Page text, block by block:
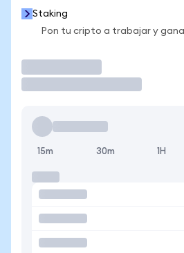
Staking
Pon tu cripto a trabajar y
15m 30m 1H